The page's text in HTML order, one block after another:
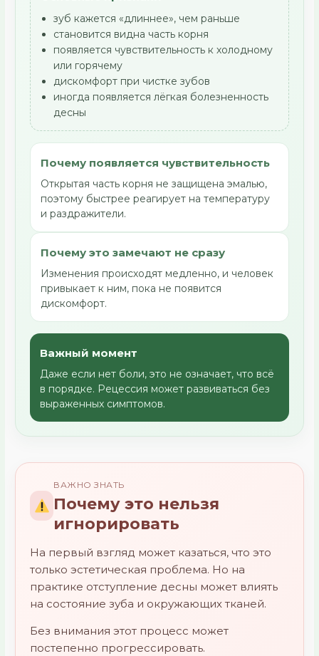
зуб кажется «длиннее», чем раньше
становится видна часть корня
появляется чувствительность к холодному
или горячему
дискомфорт при чистке зубов
иногда появляется лёгкая болезненность
десны
Почему появляется чувствительность
Открытая часть корня не защищена эмалью,
поэтому быстрее реагирует на температуру
и раздражители.
Почему это замечают не сразу
Изменения происходят медленно, и человек
привыкает к ним, пока не появится
дискомфорт.
Важный момент
Даже если нет боли, это не означает, что всё
в порядке. Рецессия может развиваться без
выраженных симптомов.
ВАЖНО ЗНАТЬ
Почему это нельзя
игнорировать
На первый взгляд может казаться, что это
только эстетическая проблема. Но на
практике отступление десны может влиять
на состояние зуба и окружающих тканей.
Без внимания этот процесс может
постепенно прогрессировать.